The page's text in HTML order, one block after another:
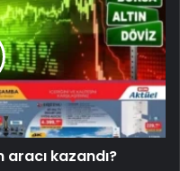
aracı kazandı?